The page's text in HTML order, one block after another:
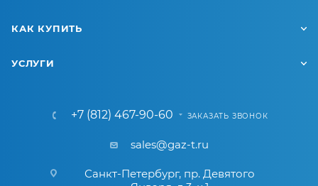
КАК КУПИТЬ
УСЛУГИ
+7 (812) 467-90-60 ЗАКАЗАТЬ ЗВОНОК
sales@gaz-t.ru
Санкт-Петербург, пр. Девятого